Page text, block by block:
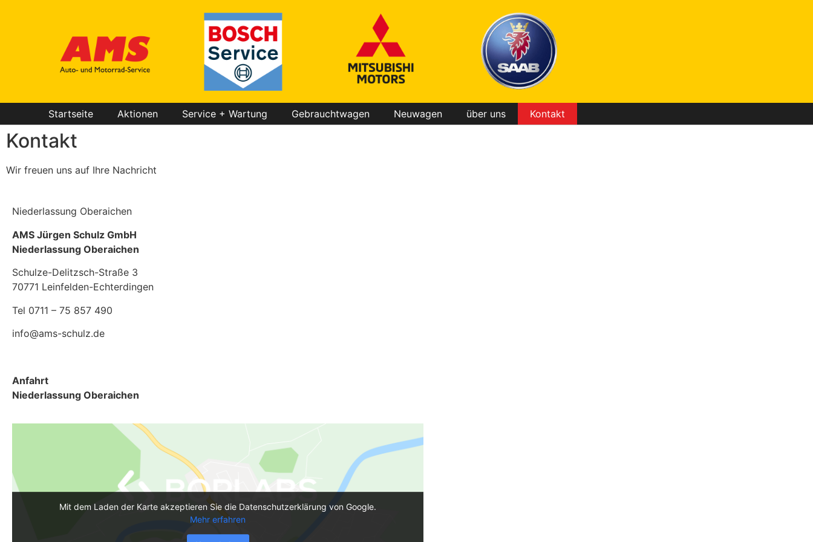
Startseite Aktionen Service + Wartung Gebrauchtwagen Neuwagen über uns Kontakt
Kontakt
Wir freuen uns auf Ihre Nachricht
Niederlassung Oberaichen
AMS Jürgen Schulz GmbH
Niederlassung Oberaichen
Schulze-Delitzsch-Straße 3
70771 Leinfelden-Echterdingen
Tel 0711 – 75 857 490
info@ams-schulz.de
Anfahrt
Niederlassung Oberaichen
Mit dem Laden der Karte akzeptieren Sie die Datenschutzerklärung von Google.
Mehr erfahren